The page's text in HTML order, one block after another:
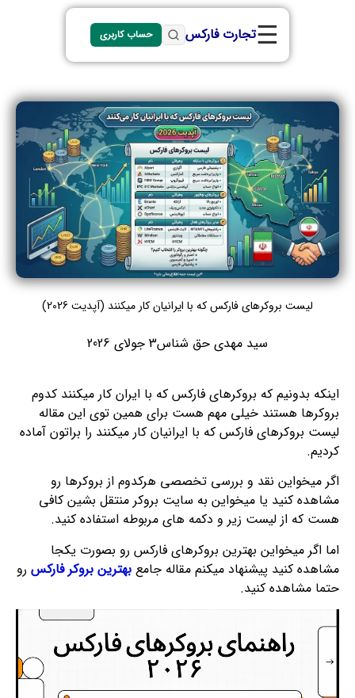
☰تجارت فارکس حساب کاربری
لیست بروکرهای فارکس که با ایرانیان کار میکنند (آپدیت 2026)
سید مهدی حق شناس3 جولای 2026
اینکه بدونیم که بروکرهای فارکس که با ایران کار میکنند کدوم
بروکرها هستند خیلی مهم هست برای همین توی این مقاله
لیست بروکرهای فارکس که با ایرانیان کار میکنند را براتون آماده
کردیم.
اگر میخواین نقد و بررسی تخصصی هرکدوم از بروکرها رو
مشاهده کنید یا میخواین به سایت بروکر منتقل بشین کافی
هست که از لیست زیر و دکمه های مربوطه استفاده کنید.
اما اگر میخواین بهترین بروکرهای فارکس رو بصورت یکجا
مشاهده کنید پیشنهاد میکنم مقاله جامع بهترین بروکر فارکس رو
حتما مشاهده کنید.